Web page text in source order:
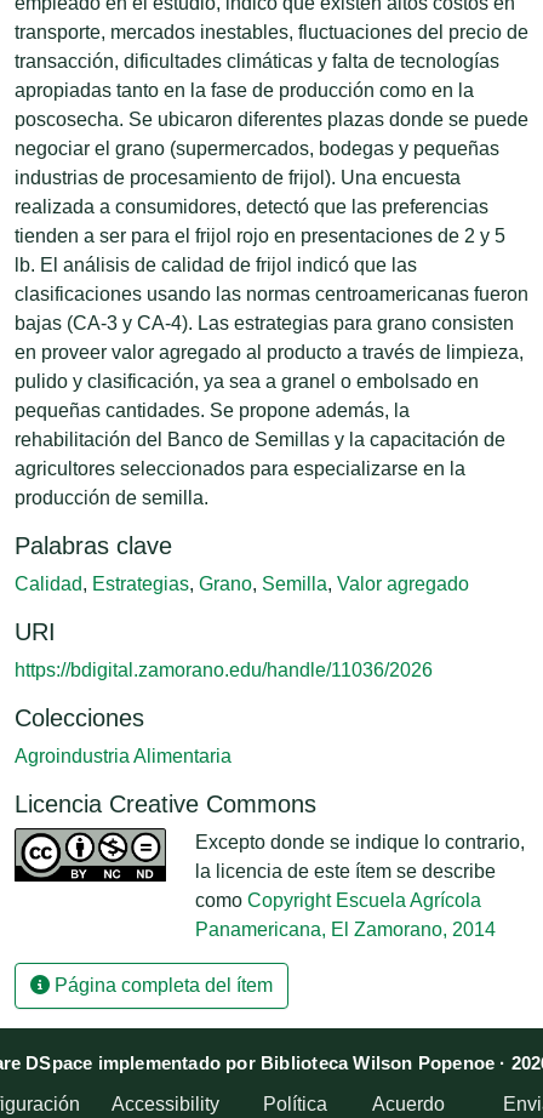
transporte, mercados inestables, fluctuaciones del precio de
transacción, dificultades climáticas y falta de tecnologías
apropiadas tanto en la fase de producción como en la
poscosecha. Se ubicaron diferentes plazas donde se puede
negociar el grano (supermercados, bodegas y pequeñas
industrias de procesamiento de frijol). Una encuesta
realizada a consumidores, detectó que las preferencias
tienden a ser para el frijol rojo en presentaciones de 2 y 5
lb. El análisis de calidad de frijol indicó que las
clasificaciones usando las normas centroamericanas fueron
bajas (CA-3 y CA-4). Las estrategias para grano consisten
en proveer valor agregado al producto a través de limpieza,
pulido y clasificación, ya sea a granel o embolsado en
pequeñas cantidades. Se propone además, la
rehabilitación del Banco de Semillas y la capacitación de
agricultores seleccionados para especializarse en la
producción de semilla.
Palabras clave
Calidad, Estrategias, Grano, Semilla, Valor agregado
URI
https://bdigital.zamorano.edu/handle/11036/2026
Colecciones
Agroindustria Alimentaria
Licencia Creative Commons
Excepto donde se indique lo contrario,
la licencia de este ítem se describe
como Copyright Escuela Agrícola
Panamericana, El Zamorano, 2014
Página completa del ítem
DSpace implementado por Biblioteca Wilson Popenoe ·
Accessibility Política Acuerdo